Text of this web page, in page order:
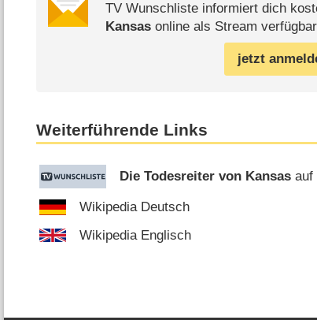
TV Wunschliste informiert dich
Kansasonline als Stream
jetzt
Weiterführende Links
Die Todesreiter von Kansas auf
Wikipedia Deutsch
Wikipedia Englisch